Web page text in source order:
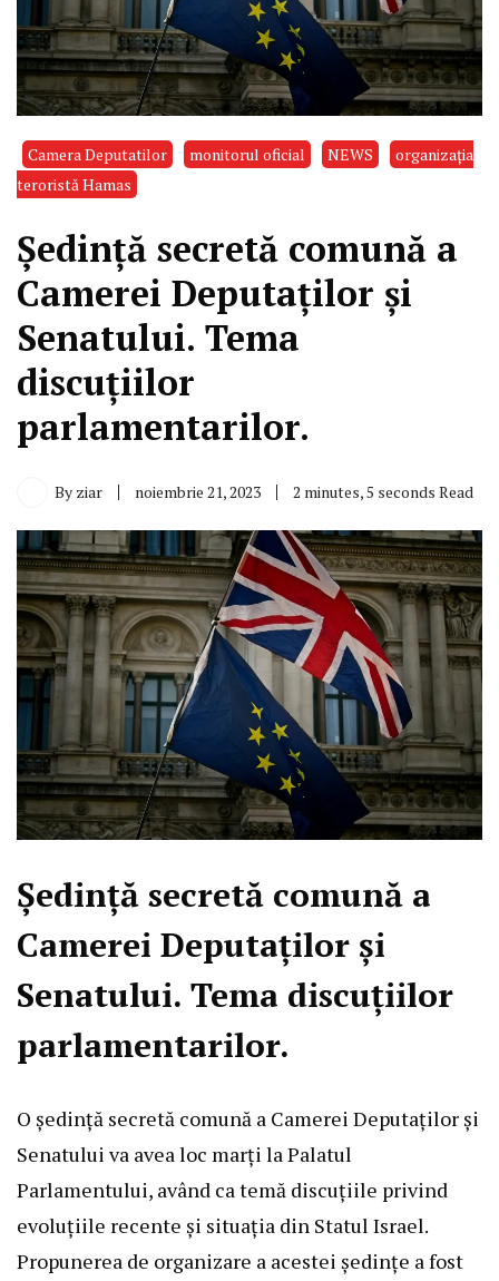
Camera Deputatilor monitorul oficial NEWS
organizaţia
teroristă Hamas
Ședință secretă comună a
Camerei Deputaților și
Senatului. Tema
discuțiilor
parlamentarilor.
By ziar noiembrie 21, 2023 2 minutes, 5 seconds Read
Ședință secretă comună a
Camerei Deputaților și
Senatului. Tema discuțiilor
parlamentarilor.
O ședință secretă comună a Camerei Deputaților și
Senatului va avea loc marți la Palatul
Parlamentului, având ca temă discuțiile privind
evoluțiile recente și situația din Statul Israel.
Propunerea de organizare a acestei ședințe a fost